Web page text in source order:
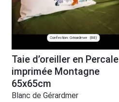
Confection: Gérardmer (88)
Taie d’oreiller en Percale
imprimée Montagne
65x65cm
Blanc de Gérardmer